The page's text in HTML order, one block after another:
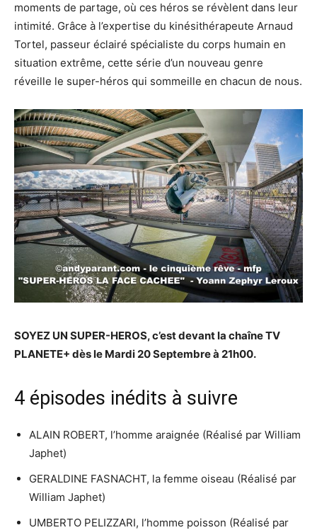
moments de partage, où ces héros se révèlent dans leur
intimité. Grâce à l’expertise du kinésithérapeute Arnaud
Tortel, passeur éclairé spécialiste du corps humain en
situation extrême, cette série d’un nouveau genre
réveille le super-héros qui sommeille en chacun de nous.
SOYEZ UN SUPER-HEROS, c’est devant la chaîne TV
PLANETE+ dès le Mardi 20 Septembre à 21h00.
4 épisodes inédits à suivre
ALAIN ROBERT, l’homme araignée (Réalisé par William
Japhet)
GERALDINE FASNACHT, la femme oiseau (Réalisé par
William Japhet)
UMBERTO PELIZZARI, l’homme poisson (Réalisé par